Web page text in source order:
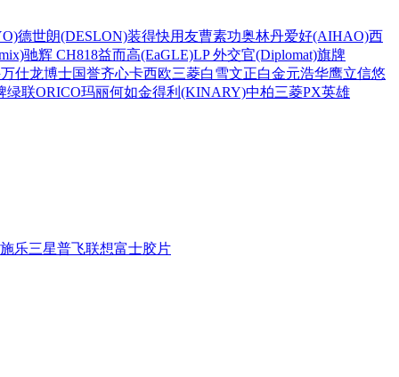
德世朗(DESLON)装得快用友曹素功奥林丹爱好(AIHAO)西
驰辉 CH818益而高(EaGLE)LP 外交官(Diplomat)旗牌
万仕龙博士国誉齐心卡西欧三菱白雪文正白金元浩华鹰立信悠
绿联ORICO玛丽何如金得利(KINARY)中柏三菱PX英雄
乐三星普飞联想富士胶片